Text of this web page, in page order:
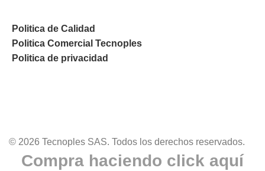
Politica de Calidad
Politica Comercial Tecnoples
Politica de privacidad
© 2026 Tecnoples SAS. Todos los derechos reservados.
Compra haciendo click aquí